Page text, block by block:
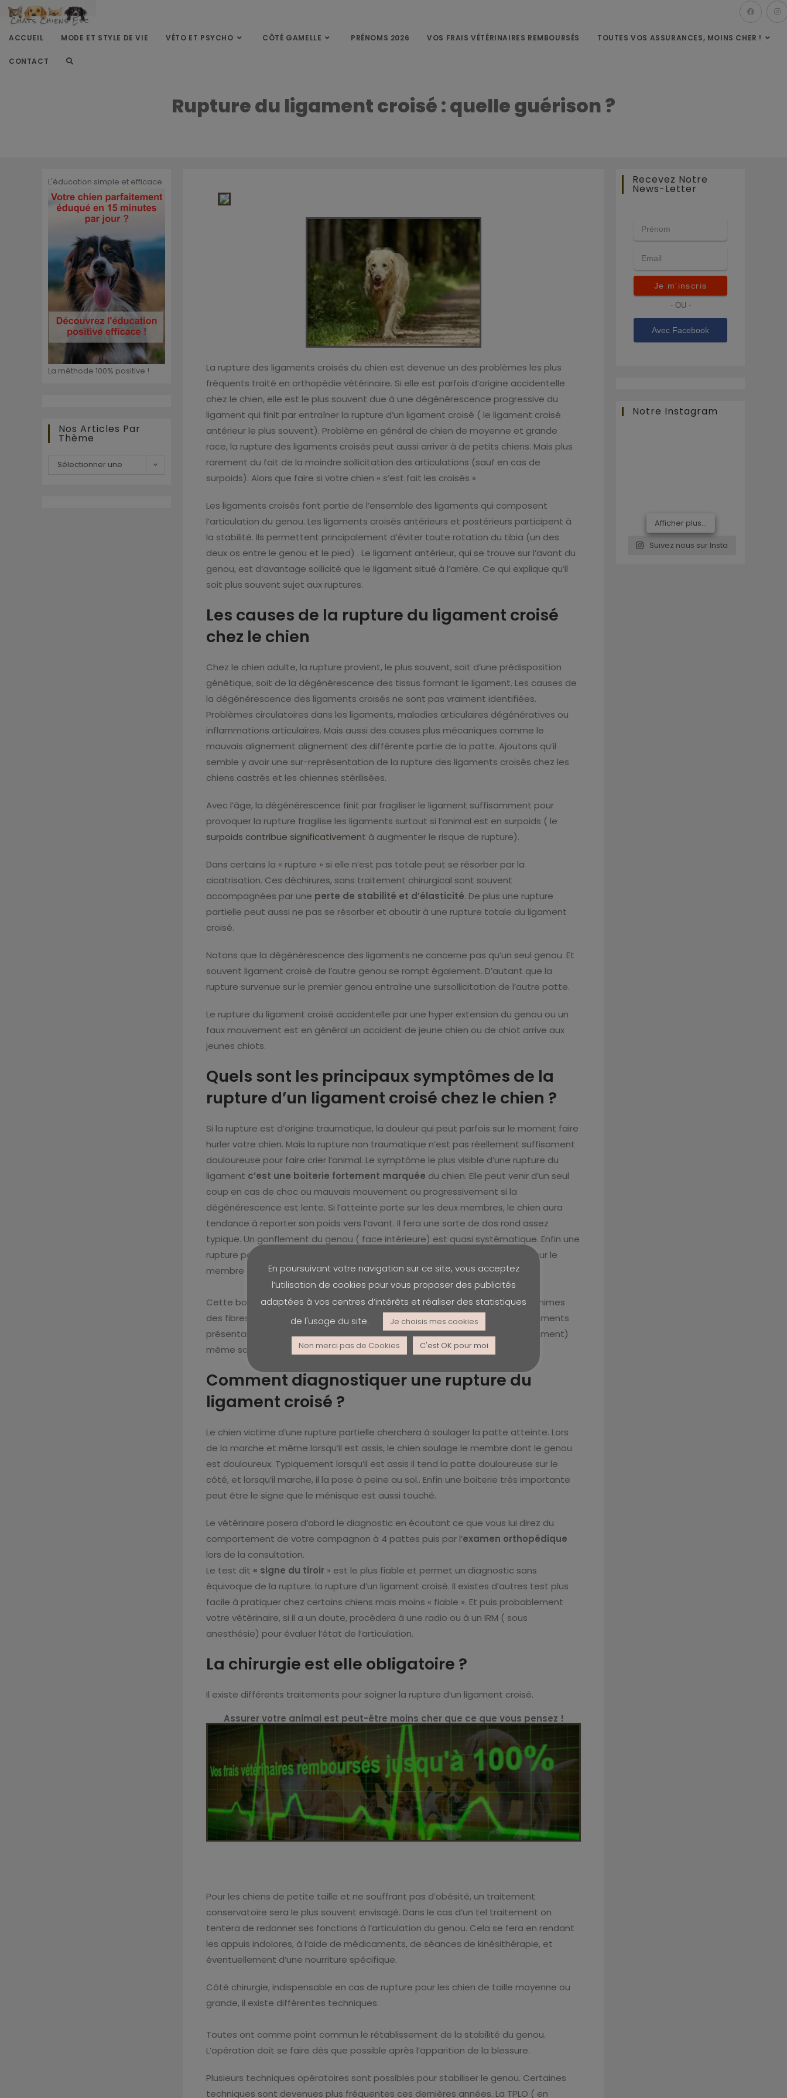
ACCUEIL MODE ET STYLE DE VIE VÉTO ET PSYCHO CÔTÉ GAMELLE PRÉNOMS 2026 VOS FRAIS VÉTÉRINAIRES REMBOURSÉS TOUTES VOS ASSURANCES, MOINS CHER !
CONTACT
Rupture du ligament croisé : quelle guérison ?
La rupture des ligaments croisés du chien est devenue un des problèmes les plus
fréquents traité en orthopédie vétérinaire. Si elle est parfois d’origine accidentelle
chez le chien, elle est le plus souvent due à une dégénérescence progressive du
ligament qui finit par entraîner la rupture d’un ligament croisé ( le ligament croisé
antérieur le plus souvent). Problème en général de chien de moyenne et grande
race, la rupture des ligaments croisés peut aussi arriver à de petits chiens. Mais plus
rarement du fait de la moindre sollicitation des articulations (sauf en cas de
surpoids). Alors que faire si votre chien « s’est fait les croisés »
Les ligaments croisés font partie de l’ensemble des ligaments qui composent
l’articulation du genou. Les ligaments croisés antérieurs et postérieurs participent à
la stabilité. Ils permettent principalement d’éviter toute rotation du tibia (un des
deux os entre le genou et le pied) . Le ligament antérieur, qui se trouve sur l’avant du
genou, est d’avantage sollicité que le ligament situé à l’arrière. Ce qui explique qu’il
soit plus souvent sujet aux ruptures.
Les causes de la rupture du ligament croisé
chez le chien
Chez le chien adulte, la rupture provient, le plus souvent, soit d’une prédisposition
génétique, soit de la dégénérescence des tissus formant le ligament. Les causes de
la dégénérescence des ligaments croisés ne sont pas vraiment identifiées.
Problèmes circulatoires dans les ligaments, maladies articulaires dégénératives ou
inflammations articulaires. Mais aussi des causes plus mécaniques comme le
mauvais alignement alignement des différente partie de la patte. Ajoutons qu’il
semble y avoir une sur-représentation de la rupture des ligaments croisés chez les
chiens castrés et les chiennes stérilisées.
Avec l’âge, la dégénérescence finit par fragiliser le ligament suffisamment pour
provoquer la rupture fragilise les ligaments surtout si l’animal est en surpoids ( le
surpoids contribue significativement à augmenter le risque de rupture).
Dans certains la « rupture » si elle n’est pas totale peut se résorber par la
cicatrisation. Ces déchirures, sans traitement chirurgical sont souvent
accompagnées par une perte de stabilité et d’élasticité. De plus une rupture
partielle peut aussi ne pas se résorber et aboutir à une rupture totale du ligament
croisé.
Notons que la dégénérescence des ligaments ne concerne pas qu’un seul genou. Et
souvent ligament croisé de l’autre genou se rompt également. D’autant que la
rupture survenue sur le premier genou entraîne une sursollicitation de l’autre patte.
Le rupture du ligament croisé accidentelle par une hyper extension du genou ou un
faux mouvement est en général un accident de jeune chien ou de chiot arrive aux
jeunes chiots.
Quels sont les principaux symptômes de la
rupture d’un ligament croisé chez le chien ?
Si la rupture est d’origine traumatique, la douleur qui peut parfois sur le moment faire
hurler votre chien. Mais la rupture non traumatique n’est pas réellement suffisament
douloureuse pour faire crier l’animal. Le symptôme le plus visible d’une rupture du
ligament c’est une boiterie fortement marquée du chien. Elle peut venir d’un seul
coup en cas de choc ou mauvais mouvement ou progressivement si la
dégénérescence est lente. Si l’atteinte porte sur les deux membres, le chien aura
tendance à reporter son poids vers l’avant. Il fera une sorte de dos rond assez
typique. Un gonflement du genou ( face intérieure) est quasi systématique. Enfin une
rupture partielle unilatérale peut entrainer une perte de masse musculaire sur le
membre concerné qui est moins sollicité.
Cette boiterie peut cesser au bout de quelques jours en cas de ruptures minimes
des fibres ligamentaires. La boiterie peut tout à fait disparaître.. Mais les ligaments
présentant ce genre de lésions peuvent rompre à nouveau ( mais pas forcément)
même sans impact violent. La boiterie sera alors plus marquée.
Comment diagnostiquer une rupture du
ligament croisé ?
Le chien victime d’une rupture partielle cherchera à soulager la patte atteinte. Lors
de la marche et même lorsqu’il est assis, le chien soulage le membre dont le genou
est douloureux. Typiquement lorsqu’il est assis il tend la patte douloureuse sur le
côté, et lorsqu’il marche, il la pose à peine au sol.. Enfin une boiterie très importante
peut être le signe que le ménisque est aussi touché.
Le vétérinaire posera d’abord le diagnostic en écoutant ce que vous lui direz du
comportement de votre compagnon à 4 pattes puis par l’examen orthopédique
lors de la consultation.
Le test dit « signe du tiroir » est le plus fiable et permet un diagnostic sans
équivoque de la rupture. la rupture d’un ligament croisé. Il existes d’autres test plus
facile à pratiquer chez certains chiens mais moins « fiable ». Et puis probablement
votre vétérinaire, si il a un doute, procédera à une radio ou à un IRM ( sous
anesthésie) pour évaluer l’état de l’articulation.
La chirurgie est elle obligatoire ?
Il existe différents traitements pour soigner la rupture d’un ligament croisé.
Assurer votre animal est peut-être moins cher que ce que vous pensez !
Pour les chiens de petite taille et ne souffrant pas d’obésité, un traitement
conservatoire sera le plus souvent envisagé. Dans le cas d’un tel traitement on
tentera de redonner ses fonctions à l’articulation du genou. Cela se fera en rendant
les appuis indolores, à l’aide de médicaments, de séances de kinésithérapie, et
éventuellement d’une nourriture spécifique.
Côté chirurgie, indispensable en cas de rupture pour les chien de taille moyenne ou
grande, il existe différentes techniques.
Toutes ont comme point commun le rétablissement de la stabilité du genou.
L’opération doit se faire dès que possible après l’apparition de la blessure.
Plusieurs techniques opératoires sont possibles pour stabiliser le genou. Certaines
techniques sont devenues plus fréquentes ces dernières années. La TPLO ( en
L'éducation simple et efficace
La méthode 100% positive !
Nos Articles Par
Thème
Sélectionner une
Recevez Notre
News-Letter
Je m'inscris
- OU -
Avec Facebook
Notre Instagram
Afficher plus...
Suivez nous sur Insta
En poursuivant votre navigation sur ce site, vous acceptez
l’utilisation de cookies pour vous proposer des publicités
adaptées à vos centres d’intérêts et réaliser des statistiques
de l'usage du site.
Je choisis mes cookies
Non merci pas de Cookies C'est OK pour moi